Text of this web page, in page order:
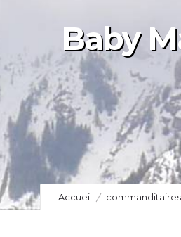
Baby
Accueil commanditaires